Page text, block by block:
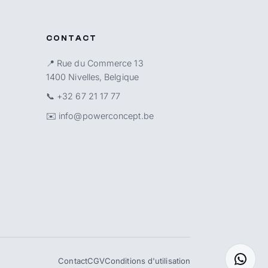
CONTACT
📍 Rue du Commerce 13
1400 Nivelles, Belgique
📞 +32 67 21 17 77
✉️ info@powerconcept.be
ContactCGVConditions d'utilisation